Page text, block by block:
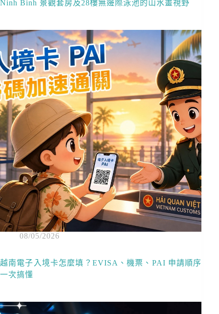
Ninh Binh 景觀套房及28樓無邊際泳池的山水畫視野
08/05/2026
越南電子入境卡怎麼填？EVISA、機票、PAI 申請順序
一次搞懂